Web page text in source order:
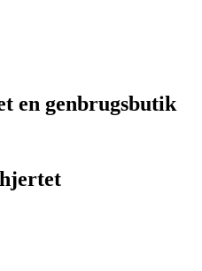
en genbrugsbutik